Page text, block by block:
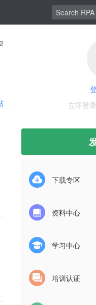
立即登
下载专区
资料中心
学习中心
培训认证